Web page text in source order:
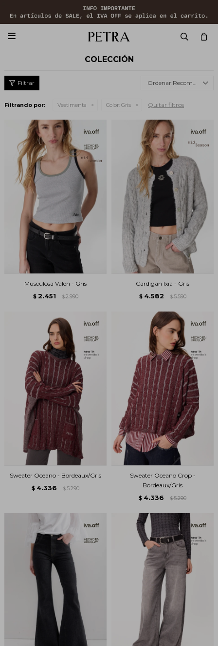

COLECCIÓN
Recomendados
Filtrando por: Vestimenta Color: Gris Quitar filtros
Musculosa Valen - Gris
$ 2.451 $ 2.990
Cardigan Ixia - Gris
$ 4.582 $ 5.590
Sweater Oceano - Bordeaux/Gris
$ 4.336 $ 5.290
Sweater Oceano Crop -
Bordeaux/Gris
$ 4.336 $ 5.290